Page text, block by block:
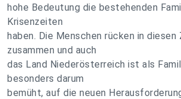
hohe Bedeutung die bestehenden
Krisenzeiten
haben. Die Menschen rücken in diesen
zusammen und auch
das Land Niederösterreich ist als
besonders darum
bemüht, auf die neuen